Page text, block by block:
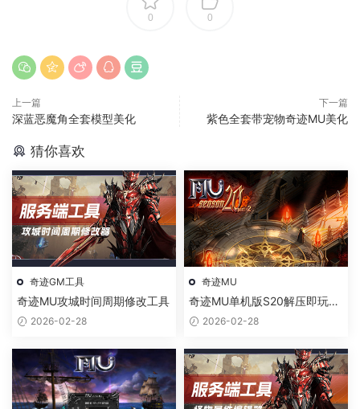
0 0
上一篇
深蓝恶魔角全套模型美化
下一篇
紫色全套带宠物奇迹MU美化
猜你喜欢
奇迹GM工具
奇迹MU攻城时间周期修改工具
2026-02-28
奇迹MU
奇迹MU单机版S20解压即玩绿
色一键端
2026-02-28